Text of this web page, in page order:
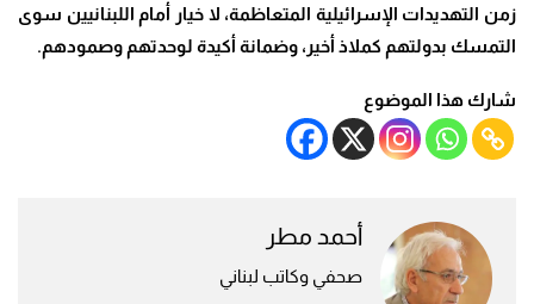
زمن التهديدات الإسرائيلية المتعاظمة، لا خيار أمام اللبنانيين سوى
التمسك بدولتهم كملاذ أخير، وضمانة أكيدة لوحدتهم وصمودهم.
شارك هذا الموضوع
أحمد مطر
صحفي وكاتب لبناني